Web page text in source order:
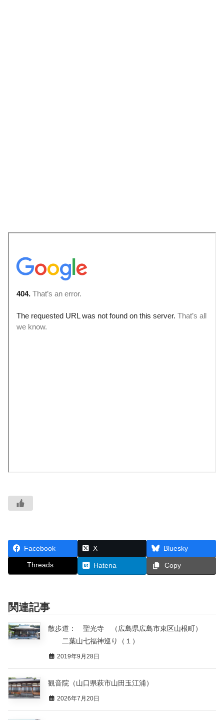
Facebook X Bluesky
Threads Hatena Copy
関連記事
散歩道： 聖光寺 （広島県広島市東区山根町）
二葉山七福神巡り（１）
2019年9月28日
観音院（山口県萩市山田玉江浦）
2026年7月20日